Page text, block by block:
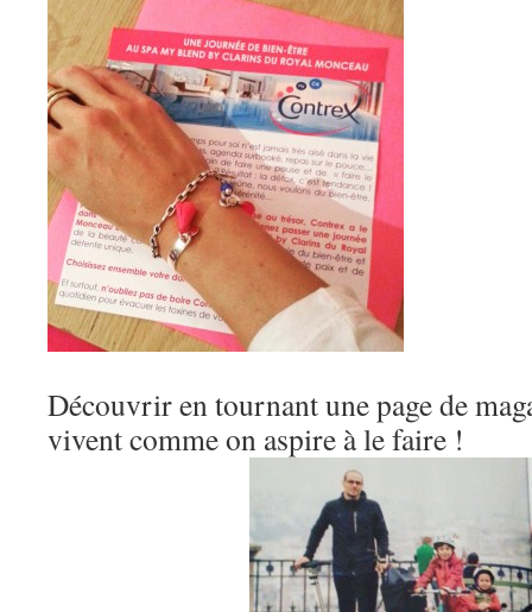
Découvrir en tournant une page de
vivent comme on aspire à le faire !